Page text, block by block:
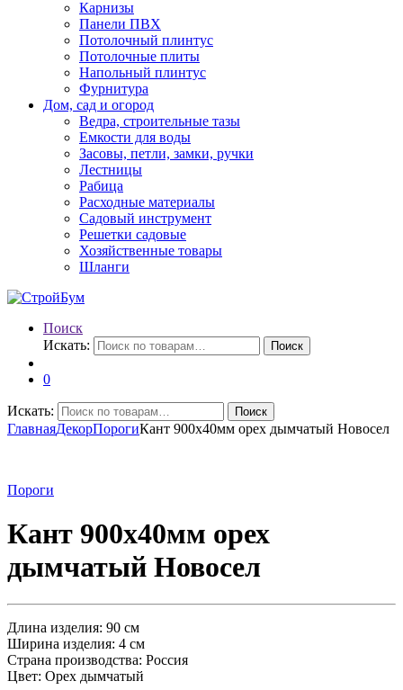
Карнизы
Панели ПВХ
Потолочный плинтус
Потолочные плиты
Напольный плинтус
Фурнитура
Дом, сад и огород
Ведра, строительные тазы
Емкости для воды
Засовы, петли, замки, ручки
Лестницы
Рабица
Расходные материалы
Садовый инструмент
Решетки садовые
Хозяйственные товары
Шланги
Поиск
Искать:
Поиск
0
Искать: Поиск
ГлавнаяДекорПорогиКант 900х40мм орех дымчатый Новосел
Пороги
Кант 900х40мм орех
дымчатый Новосел
Длина изделия: 90 см
Ширина изделия: 4 см
Страна производства: Россия
Цвет: Орех дымчатый